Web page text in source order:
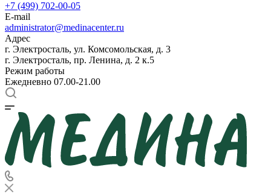
+7 (499) 702-00-05
E-mail
administrator@medinacenter.ru
Адрес
г. Электросталь, ул. Комсомольская, д. 3
г. Электросталь, пр. Ленина, д. 2 к.5
Режим работы
Ежедневно 07.00-21.00